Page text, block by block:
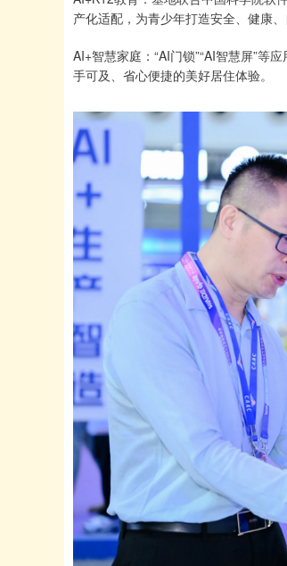
产化适配，为青少年打造安全、健康、
AI+智慧家庭：“AI门锁”“AI智慧屏”等
手可及、省心便捷的美好居住体验。